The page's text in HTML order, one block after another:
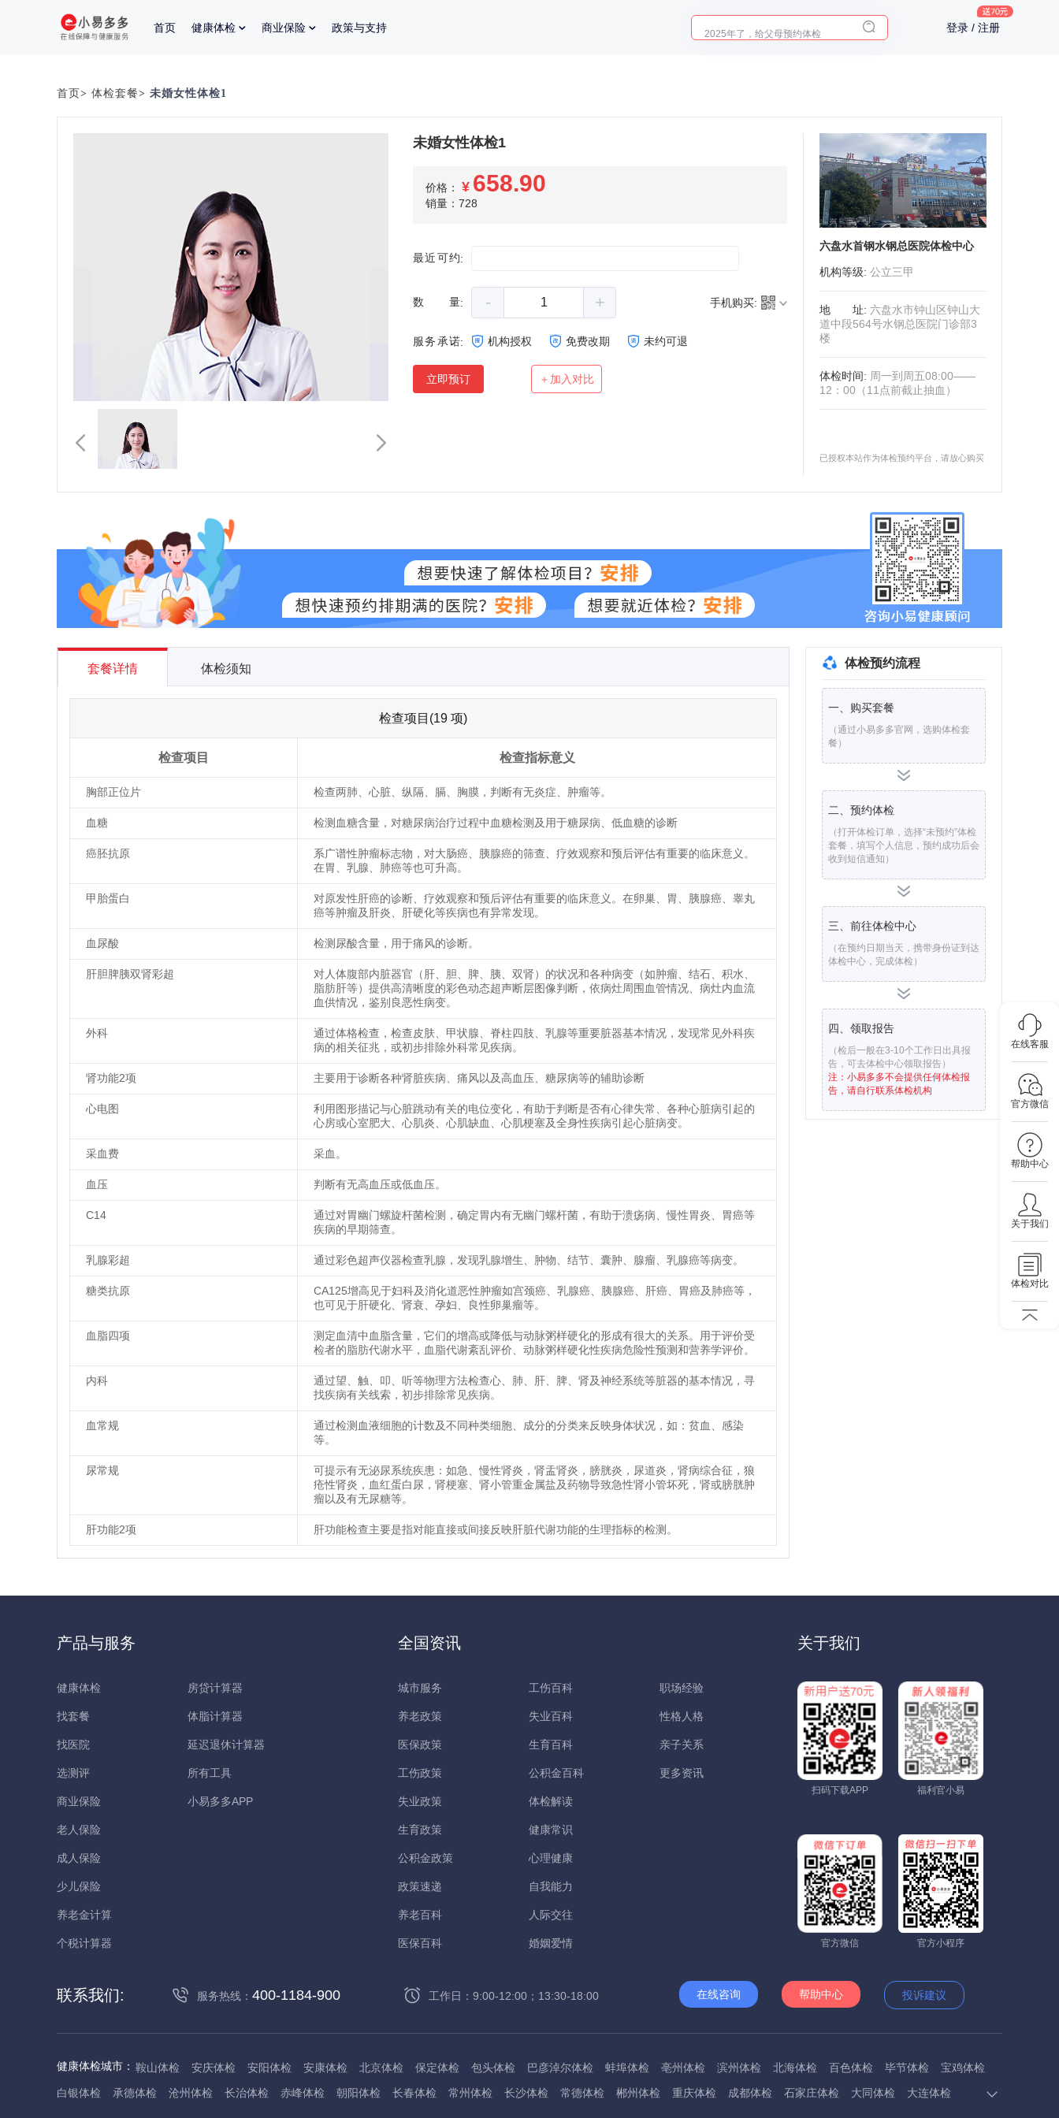
首页 健康体检 商业保险 政策与支持 2025年了，给父母预约体检 登录 / 注册
在线客服
官方微信
帮助中心
关于我们
体检对比
首页> 体检套餐> 未婚女性体检1
未婚女性体检1
价格： ¥ 658.90
销量：728
最近可约:
数量: - + 手机购买:
服务承诺: 机构授权 免费改期 未约可退
立即预订 ＋加入对比
六盘水首钢水钢总医院体检中心
机构等级: 公立三甲
地址: 六盘水市钟山区钟山大
道中段564号水钢总医院门诊部3
楼
体检时间: 周一到周五08:00——
12：00（11点前截止抽血）
已授权本站作为体检预约平台，请放心购买
套餐详情 体检须知
检查项目(19 项)
检查项目 检查指标意义
胸部正位片 检查两肺、心脏、纵隔、膈、胸膜，判断有无炎症、肿瘤等。
血糖 检测血糖含量，对糖尿病治疗过程中血糖检测及用于糖尿病、低血糖的诊断
癌胚抗原
系广谱性肿瘤标志物，对大肠癌、胰腺癌的筛查、疗效观察和预后评估有重要的临床意义。
在胃、乳腺、肺癌等也可升高。
甲胎蛋白
对原发性肝癌的诊断、疗效观察和预后评估有重要的临床意义。在卵巢、胃、胰腺癌、睾丸
癌等肿瘤及肝炎、肝硬化等疾病也有异常发现。
血尿酸 检测尿酸含量，用于痛风的诊断。
肝胆脾胰双肾彩超
对人体腹部内脏器官（肝、胆、脾、胰、双肾）的状况和各种病变（如肿瘤、结石、积水、
脂肪肝等）提供高清晰度的彩色动态超声断层图像判断，依病灶周围血管情况、病灶内血流
血供情况，鉴别良恶性病变。
外科
通过体格检查，检查皮肤、甲状腺、脊柱四肢、乳腺等重要脏器基本情况，发现常见外科疾
病的相关征兆，或初步排除外科常见疾病。
肾功能2项 主要用于诊断各种肾脏疾病、痛风以及高血压、糖尿病等的辅助诊断
心电图
利用图形描记与心脏跳动有关的电位变化，有助于判断是否有心律失常、各种心脏病引起的
心房或心室肥大、心肌炎、心肌缺血、心肌梗塞及全身性疾病引起心脏病变。
采血费 采血。
血压 判断有无高血压或低血压。
C14
通过对胃幽门螺旋杆菌检测，确定胃内有无幽门螺杆菌，有助于溃疡病、慢性胃炎、胃癌等
疾病的早期筛查。
乳腺彩超 通过彩色超声仪器检查乳腺，发现乳腺增生、肿物、结节、囊肿、腺瘤、乳腺癌等病变。
糖类抗原
CA125增高见于妇科及消化道恶性肿瘤如宫颈癌、乳腺癌、胰腺癌、肝癌、胃癌及肺癌等，
也可见于肝硬化、肾衰、孕妇、良性卵巢瘤等。
血脂四项
测定血清中血脂含量，它们的增高或降低与动脉粥样硬化的形成有很大的关系。用于评价受
检者的脂肪代谢水平，血脂代谢紊乱评价、动脉粥样硬化性疾病危险性预测和营养学评价。
内科
通过望、触、叩、听等物理方法检查心、肺、肝、脾、肾及神经系统等脏器的基本情况，寻
找疾病有关线索，初步排除常见疾病。
血常规
通过检测血液细胞的计数及不同种类细胞、成分的分类来反映身体状况，如：贫血、感染
等。
尿常规
可提示有无泌尿系统疾患：如急、慢性肾炎，肾盂肾炎，膀胱炎，尿道炎，肾病综合征，狼
疮性肾炎，血红蛋白尿，肾梗塞、肾小管重金属盐及药物导致急性肾小管坏死，肾或膀胱肿
瘤以及有无尿糖等。
肝功能2项 肝功能检查主要是指对能直接或间接反映肝脏代谢功能的生理指标的检测。
体检预约流程
一、购买套餐
（通过小易多多官网，选购体检套
餐）
二、预约体检
（打开体检订单，选择“未预约”体检
套餐，填写个人信息，预约成功后会
收到短信通知）
三、前往体检中心
（在预约日期当天，携带身份证到达
体检中心，完成体检）
四、领取报告
（检后一般在3-10个工作日出具报
告，可去体检中心领取报告）
注：小易多多不会提供任何体检报
告，请自行联系体检机构
产品与服务
健康体检
找套餐
找医院
选测评
商业保险
老人保险
成人保险
少儿保险
养老金计算
个税计算器
房贷计算器
体脂计算器
延迟退休计算器
所有工具
小易多多APP
全国资讯
城市服务
养老政策
医保政策
工伤政策
失业政策
生育政策
公积金政策
政策速递
养老百科
医保百科
工伤百科
失业百科
生育百科
公积金百科
体检解读
健康常识
心理健康
自我能力
人际交往
婚姻爱情
职场经验
性格人格
亲子关系
更多资讯
关于我们
扫码下载APP 福利官小易
官方微信 官方小程序
联系我们: 服务热线： 400-1184-900 工作日：9:00-12:00；13:30-18:00 在线咨询 帮助中心 投诉建议
健康体检城市： 鞍山体检 安庆体检 安阳体检 安康体检 北京体检 保定体检 包头体检 巴彦淖尔体检 蚌埠体检 亳州体检 滨州体检 北海体检 百色体检 毕节体检
宝鸡体检
白银体检
承德体检 沧州体检 长治体检 赤峰体检 朝阳体检 长春体检 常州体检 长沙体检 常德体检 郴州体检 重庆体检 成都体检 石家庄体检 大同体检
大连体检